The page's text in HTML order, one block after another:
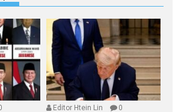
Editor Htein Lin 0